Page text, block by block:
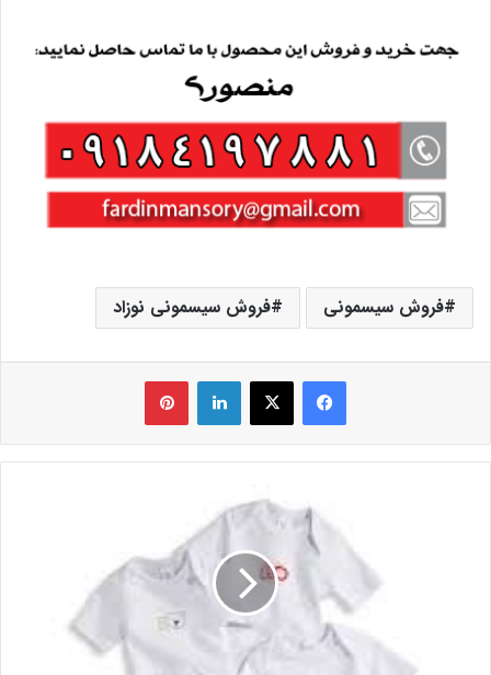
فروش سیسمونی فروش سیسمونی نوزاد
فیس بوک X لینکدین ‫پین‌ترست